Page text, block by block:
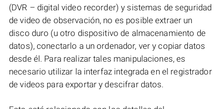
(DVR – digital video recorder) y sistemas de seguridad
de video de observación, no es posible extraer un
disco duro (u otro dispositivo de almacenamiento de
datos), conectarlo a un ordenador, ver y copiar datos
desde él. Para realizar tales manipulaciones, es
necesario utilizar la interfaz integrada en el registrador
de videos para exportar y descifrar datos.